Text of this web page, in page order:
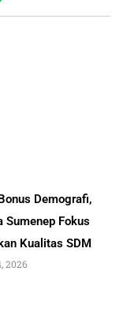
Demografi,
Sumenep Fokus
Kualitas SDM
2026